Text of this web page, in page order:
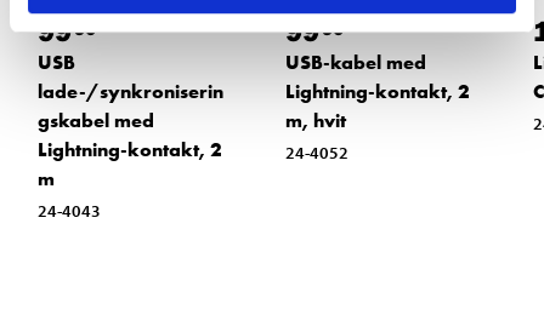
9990
USB
lade-/synkroniserin
gskabel med
Lightning-kontakt, 2
m
24-4043
9990
USB-kabel med
Lightning-kontakt, 2
m, hvit
24-4052